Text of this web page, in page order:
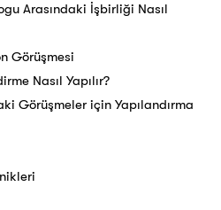
Arasındaki İşbirliği Nasıl
Görüşmesi
Nasıl Yapılır?
Görüşmeler için Yapılandırma